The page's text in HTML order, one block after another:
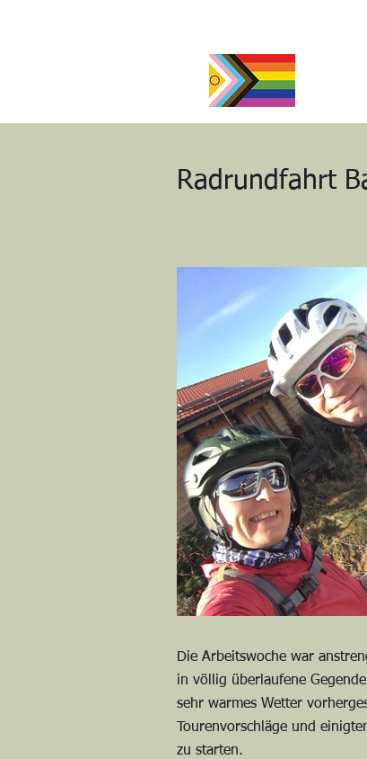
Radrundfahrt
Die Arbeitswoche war
in völlig überlaufene
sehr warmes Wetter
Tourenvorschläge und
zu starten.